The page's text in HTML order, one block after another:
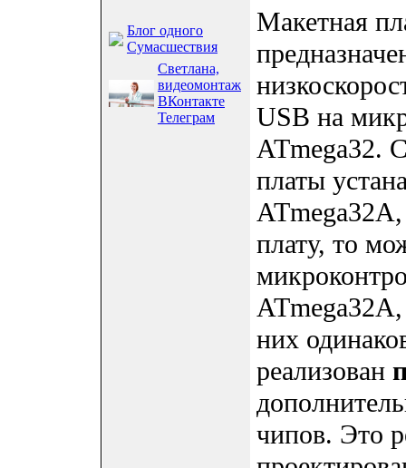
Блог одного
Сумасшествия
Светлана,
видеомонтаж
ВКонтакте
Телеграм
Макетная
USB на
ATmega32.
платы
плату, то
них
реализован
чипов. Это